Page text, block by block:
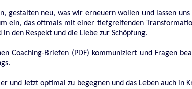
gestalten neu, was wir erneuern wollen und lassen
ein, das oftmals mit einer tiefgreifenden
den Respekt und die Liebe zur Schöpfung.
Coaching-Briefen (PDF) kommuniziert und Fragen
und Jetzt optimal zu begegnen und das Leben auch in